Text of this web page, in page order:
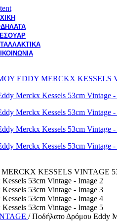
/ Ποδήλατο Δρόμου Eddy